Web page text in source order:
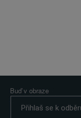
Buď v obraze